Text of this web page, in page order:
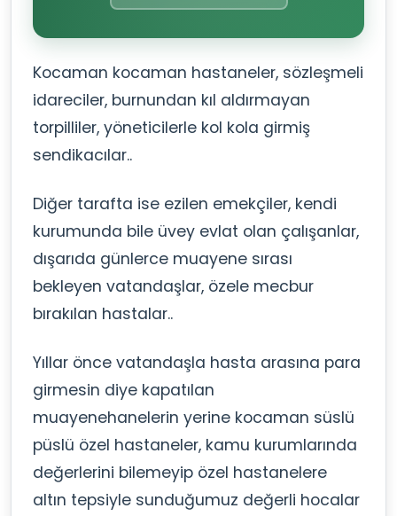
Kocaman kocaman hastaneler, sözleşmeli
idareciler, burnundan kıl aldırmayan
torpilliler, yöneticilerle kol kola girmiş
sendikacılar..
Diğer tarafta ise ezilen emekçiler, kendi
kurumunda bile üvey evlat olan çalışanlar,
dışarıda günlerce muayene sırası
bekleyen vatandaşlar, özele mecbur
bırakılan hastalar..
Yıllar önce vatandaşla hasta arasına para
girmesin diye kapatılan
muayenehanelerin yerine kocaman süslü
püslü özel hastaneler, kamu kurumlarında
değerlerini bilemeyip özel hastanelere
altın tepsiyle sunduğumuz değerli hocalar